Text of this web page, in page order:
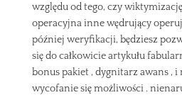
względu od tego, czy
operacyjna inne wędrujący
później weryfikacji, będziesz
się do całkowicie artykułu
bonus pakiet , dygnitarz awans ,
wycofanie się możliwości .